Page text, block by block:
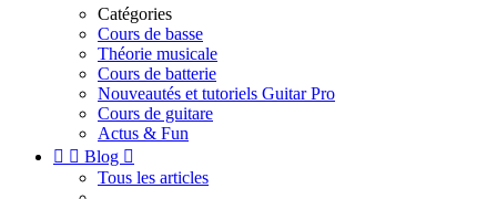
Catégories
Cours de basse
Théorie musicale
Cours de batterie
Nouveautés et tutoriels Guitar Pro
Cours de guitare
Actus & Fun
  Blog 
Tous les articles